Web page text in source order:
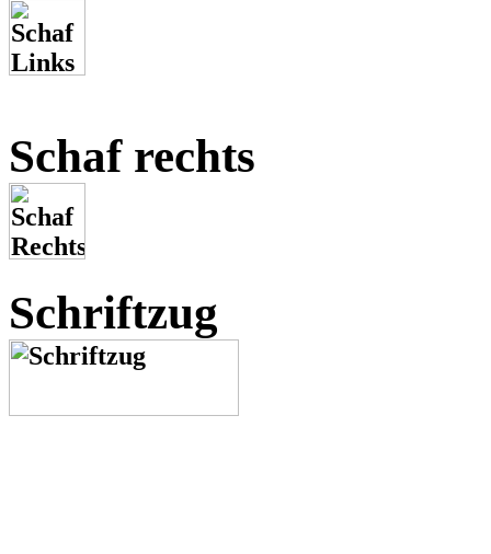
Schaf rechts
Schriftzug